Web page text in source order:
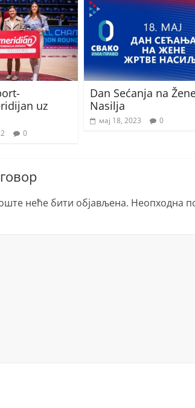
uz
0
Dan Sećanja na
Nasilja
мај 18, 2023 0
неће бити објављена. Неопходна